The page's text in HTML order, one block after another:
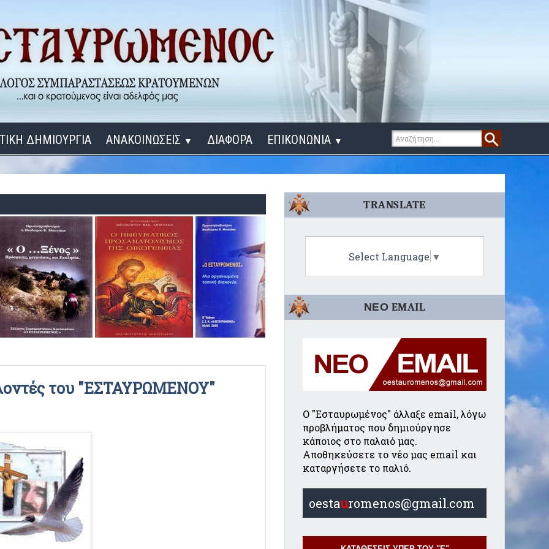
ΔΗΜΙΟΥΡΓΙΑ ΑΝΑΚΟΙΝΩΣΕΙΣ ▼
ΔΙΔΑΞΟΝ ΜΕ, ΚΥΡΙΕ
ΓΙΑ ΤΟΥΣ ΜΙΚΡΟΥΣ ΜΑΣ ΦΙΛΟΥΣ
ΡΑΔΙΟΦΩΝΙΚΕΣ ΕΚΠΟΜΠΕΣ
ΒΙΝΤΕΟ
ΔΙΑΦΟΡΑ ΕΠΙΚΟΝΩΝΙΑ ▼
του "ΕΣΤΑΥΡΩΜΕΝΟΥ"
TRANSLATE
Select Language ▼
ΝΕΟ EMAIL
Ο "Εσταυρωμένος" άλλαξε email, λόγω
προβλήματος που δημιούργησε
κάποιος στο παλαιό μας.
Αποθηκεύσετε το νέο μας email και
καταργήσετε το παλιό.
oestauromenos@gmail.com